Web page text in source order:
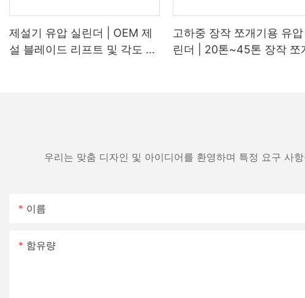
제설기 유압 실린더 | OEM 제
설 블레이드 리프트 및 각도 조
고하중 장작 쪼개기용 유압
린더 | 20톤~45톤 장작 쪼
우리는 맞춤 디자인 및 아이디어를 환영하며 특정 요구 사
이름
함유량